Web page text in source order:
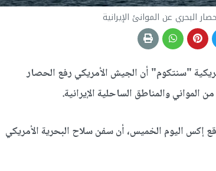
البحري عن الموانئ الإيرانية
"سنتكوم" أن الجيش الأمريكي رفع الحصار
والمناطق الساحلية الإيرانية.
إكس اليوم الخميس، أن سفن سلاح البحرية الأمريكي